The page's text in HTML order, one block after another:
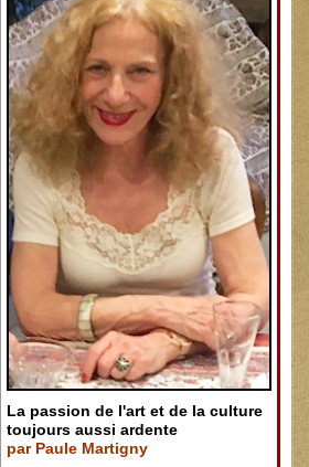
La passion de l'art et de la culture
toujours aussi ardente
par Paule Martigny